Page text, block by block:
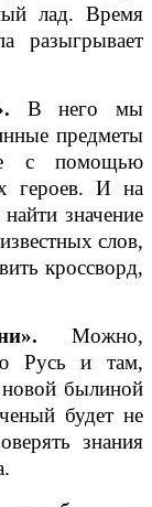
лад. Время
разыгрывает
В него мы
предметы
с помощью
героев. И на
значение
слов,
кроссворд,
Можно,
Русь и там,
новой былиной
будет не
знания